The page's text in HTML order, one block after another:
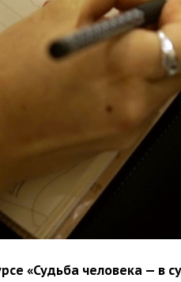
«Судьба человека — в